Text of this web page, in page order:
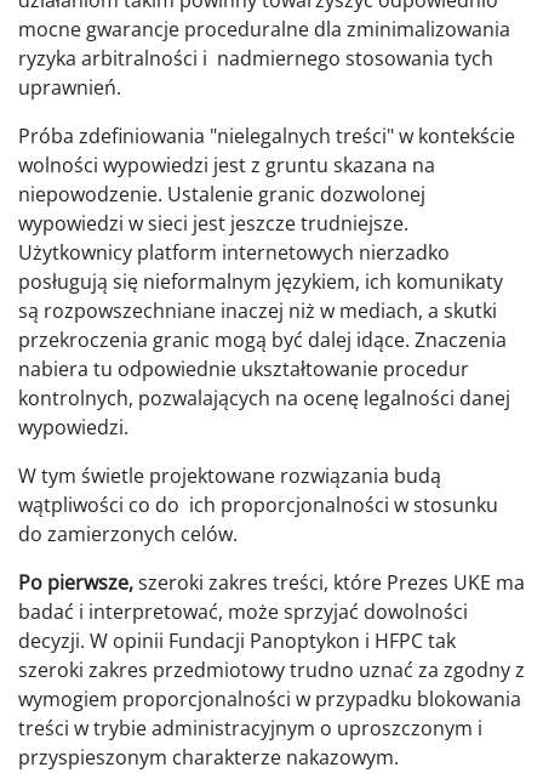
mocne gwarancje proceduralne dla zminimalizowania
ryzyka arbitralności i nadmiernego stosowania tych
uprawnień.
Próba zdefiniowania "nielegalnych treści" w kontekście
wolności wypowiedzi jest z gruntu skazana na
niepowodzenie. Ustalenie granic dozwolonej
wypowiedzi w sieci jest jeszcze trudniejsze.
Użytkownicy platform internetowych nierzadko
posługują się nieformalnym językiem, ich komunikaty
są rozpowszechniane inaczej niż w mediach, a skutki
przekroczenia granic mogą być dalej idące. Znaczenia
nabiera tu odpowiednie ukształtowanie procedur
kontrolnych, pozwalających na ocenę legalności danej
wypowiedzi.
W tym świetle projektowane rozwiązania budą
wątpliwości co do ich proporcjonalności w stosunku
do zamierzonych celów.
Po pierwsze,szeroki zakres treści, które Prezes UKE ma
badać i interpretować, może sprzyjać dowolności
decyzji. W opinii Fundacji Panoptykon i HFPC tak
szeroki zakres przedmiotowy trudno uznać za zgodny z
wymogiem proporcjonalności w przypadku blokowania
treści w trybie administracyjnym o uproszczonym i
przyspieszonym charakterze nakazowym.